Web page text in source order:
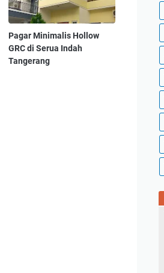
Pagar Minimalis Hollow
GRC di Serua Indah
Tangerang